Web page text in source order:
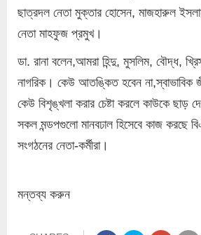
ছাত্রদল নেতা মুক্তার হোসেন, মাজহারুল
নেতা মাহফুজ প্রমুখ।
ডা. রানা বলেন,আমরা হিন্দু, মুসলিম, বৌদ্ধ,
নাগরিক। কেউ আতঙ্কিত হবেন
কেউ বিশৃঙ্খলা করার চেষ্টা করলে কাউকে ছাড়
সকল মন্ডপগুলো মানবঢাল হিসেবে কাজ করছে
সংগঠনের নেতা-কর্মীরা।
মন্তব্য করুন